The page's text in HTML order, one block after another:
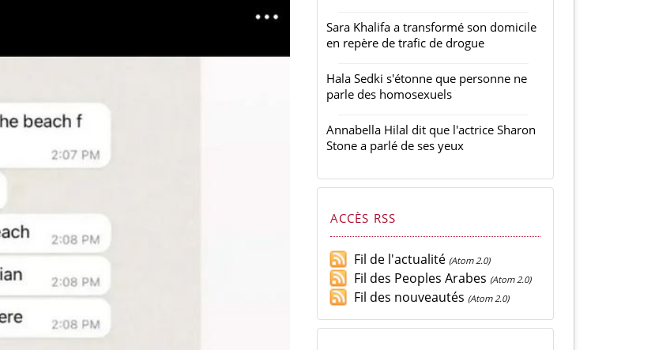
Sara Khalifa a transformé son domicile
en repère de trafic de drogue
Hala Sedki s'étonne que personne ne
parle des homosexuels
Annabella Hilal dit que l'actrice Sharon
Stone a parlé de ses yeux
ACCÈS RSS
Fil de l'actualité (Atom 2.0)
Fil des Peoples Arabes (Atom 2.0)
Fil des nouveautés (Atom 2.0)